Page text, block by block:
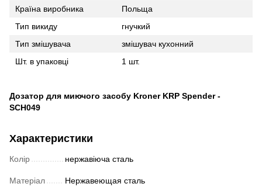
Країна виробника
Польща
Тип викиду
гнучкий
Тип змішувача
змішувач кухонний
Шт. в упаковці
1 шт.
Дозатор для миючого засобу Kroner KRP Spender -
SCH049
Характеристики
Колір нержавіюча сталь
Матеріал Нержавеющая сталь